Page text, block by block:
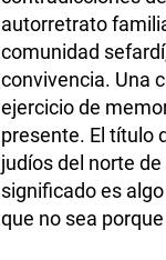
autorretrato
comunidad
convivencia. Una
ejercicio de
presente. El título
judíos del norte
significado es
que no sea